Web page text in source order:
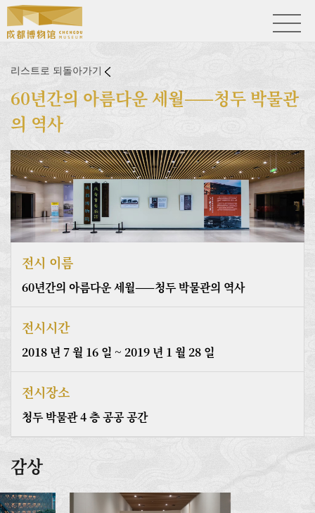
리스트로 되돌아가기
60년간의 아름다운 세월——청두 박물관
의 역사
전시 이름
60년간의 아름다운 세월——청두 박물관의 역사
전시시간
2018 년 7 월 16 일 ~ 2019 년 1 월 28 일
전시장소
청두 박물관 4 층 공공 공간
감상